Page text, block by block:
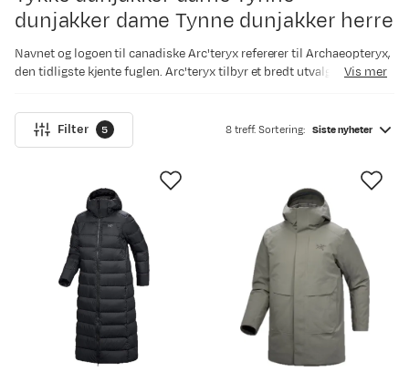
dunjakker dame Tynne dunjakker herre
Navnet og logoen til canadiske Arc'teryx refererer til Archaeopteryx,
den tidligste kjente fuglen. Arc'teryx tilbyr et bredt utvalg
ryggsekker og bekledning til både tur, klatring, trening og fritid.
Fjellsport er i dag norges største forhandler av Arc'teryx og kan vise
til et enormt utvalg fra den canadiske utstyrsprodusenten.
Arc'teryx har i de siste årene lansert anmarsjsko med stor suksess
og produserer i dag fottøy av meget høy kvalitet. For den
friluftsinteresserte er det kanskje skalljakken Alpha SV som står på
ønskelisten til mange. Ryggsekkene i Altra-serien er en stor favoritt
hos oss i Fjellsport. De fleste av oss vandrer rundt i Arc'teryx-fleece
på kontoret, og Theta-buksene er fast følgesvenn på vinterturene.
For å forstå mer av Arc'teryx sitt navnesystem har selskapet laget
en god oversikt på sine nettsider. Arc'teryx har også et bevisst
forhold til miljøforvaltning og ansvarlig produksjon. Kvaliteten på
produktene holder et meget høyt nivå, noe som gjør at de holder i
årevis. Holdbarhet er miljøvennlighet.
Vis mer
Filter 5 8 treff. Sortering: Siste nyheter